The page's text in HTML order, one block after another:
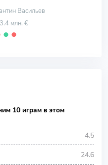
Васильев
млн. €
⬤ ⬤
10 играм в этом
4.5
24.6